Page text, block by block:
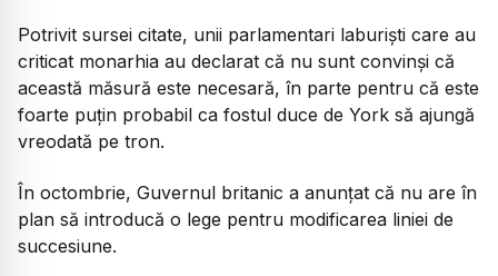
Potrivit sursei citate, unii parlamentari laburiști care au
criticat monarhia au declarat că nu sunt convinși că
această măsură este necesară, în parte pentru că este
foarte puțin probabil ca fostul duce de York să ajungă
vreodată pe tron.
În octombrie, Guvernul britanic a anunțat că nu are în
plan să introducă o lege pentru modificarea liniei de
succesiune.